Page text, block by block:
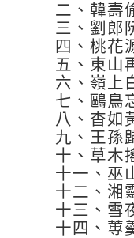
二、韓壽
三、劉郎
四、桃花
五、東山
六、嶺上
七、鷗鳥
八、杳如
九、王孫
十、草木
十一、巫
十二、湘
十三、雪
十四、蓴